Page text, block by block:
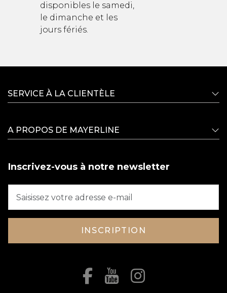
disponibles le samedi,
le dimanche et les
jours fériés.
SERVICE À LA CLIENTÈLE
A PROPOS DE MAYERLINE
Inscrivez-vous à notre newsletter
INSCRIPTION